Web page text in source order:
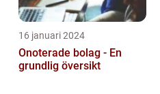
16 januari 2024
Onoterade bolag - En
grundlig översikt